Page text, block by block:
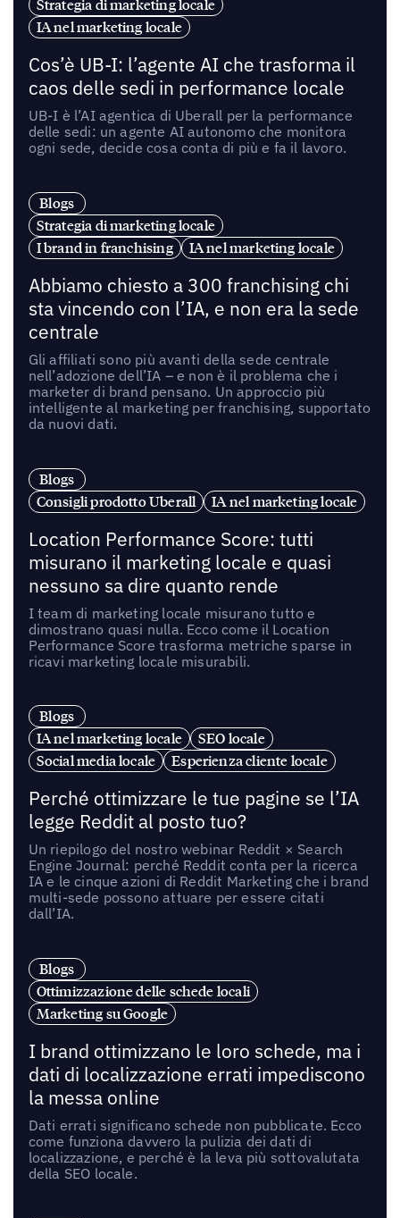
Strategia di marketing locale
IA nel marketing locale
Cos’è UB-I: l’agente AI che trasforma il
caos delle sedi in performance locale
UB-I è l’AI agentica di Uberall per la performance
delle sedi: un agente AI autonomo che monitora
ogni sede, decide cosa conta di più e fa il lavoro.
Blogs
Strategia di marketing locale
I brand in franchising
IA nel marketing locale
Abbiamo chiesto a 300 franchising chi
sta vincendo con l’IA, e non era la sede
centrale
Gli affiliati sono più avanti della sede centrale
nell’adozione dell’IA – e non è il problema che i
marketer di brand pensano. Un approccio più
intelligente al marketing per franchising, supportato
da nuovi dati.
Blogs
Consigli prodotto Uberall
IA nel marketing locale
Location Performance Score: tutti
misurano il marketing locale e quasi
nessuno sa dire quanto rende
I team di marketing locale misurano tutto e
dimostrano quasi nulla. Ecco come il Location
Performance Score trasforma metriche sparse in
ricavi marketing locale misurabili.
Blogs
IA nel marketing locale
SEO locale
Social media locale
Esperienza cliente locale
Perché ottimizzare le tue pagine se l’IA
legge Reddit al posto tuo?
Un riepilogo del nostro webinar Reddit × Search
Engine Journal: perché Reddit conta per la ricerca
IA e le cinque azioni di Reddit Marketing che i brand
multi-sede possono attuare per essere citati
dall’IA.
Blogs
Ottimizzazione delle schede locali
Marketing su Google
I brand ottimizzano le loro schede, ma i
dati di localizzazione errati impediscono
la messa online
Dati errati significano schede non pubblicate. Ecco
come funziona davvero la pulizia dei dati di
localizzazione, e perché è la leva più sottovalutata
della SEO locale.